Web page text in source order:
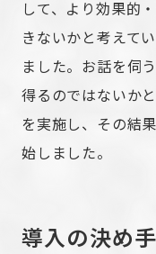
して、より効果的
きないかと考えて
ました。お話を伺
得るのではないか
を実施し、その結
始しました。
導入の決め手